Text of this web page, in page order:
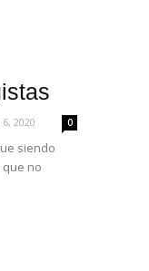
2020 0
siendo
no